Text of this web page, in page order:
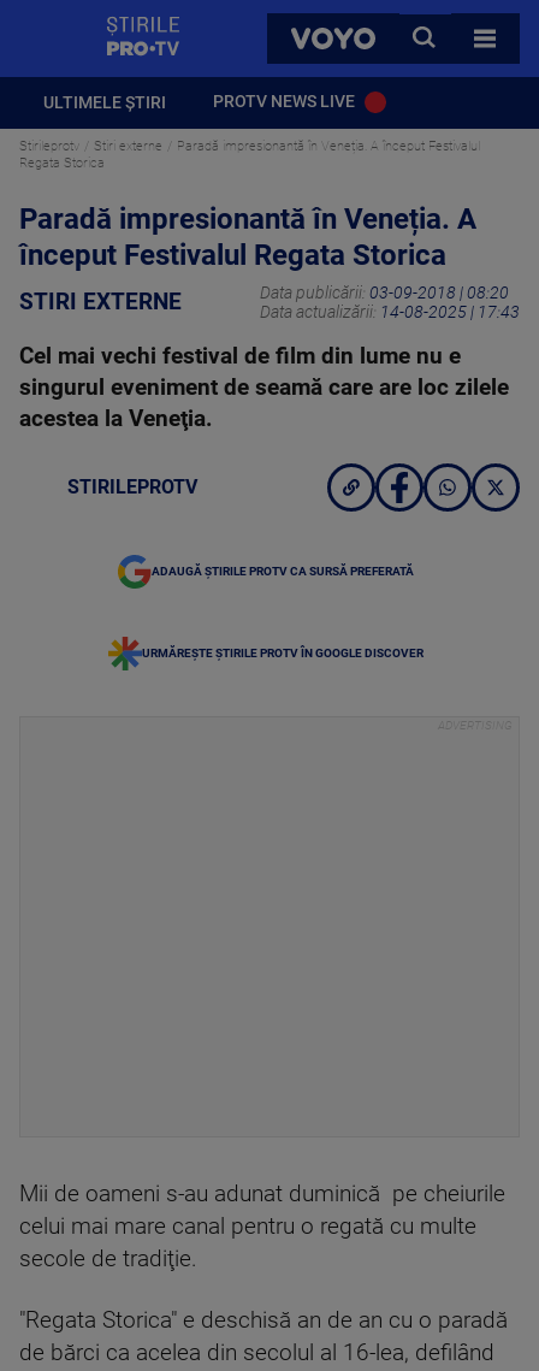
VOYO
CAUTA
TOATE
ULTIMELE ȘTIRI PROTV NEWS LIVE
Stirileprotv Stiri externe
Paradă impresionantă în Veneția. A început Festivalul
Regata Storica
Paradă impresionantă în Veneția. A
început Festivalul Regata Storica
STIRI EXTERNE Data publicării: 03-09-2018 | 08:20
Data actualizării: 14-08-2025 | 17:43
Cel mai vechi festival de film din lume nu e
singurul eveniment de seamă care are loc zilele
acestea la Veneţia.
STIRILEPROTV
ADAUGĂ ȘTIRILE PROTV CA SURSĂ PREFERATĂ
URMĂREȘTE ȘTIRILE PROTV ÎN GOOGLE DISCOVER
Mii de oameni s-au adunat duminică pe cheiurile
celui mai mare canal pentru o regată cu multe
secole de tradiţie.
"Regata Storica" e deschisă an de an cu o paradă
de bărci ca acelea din secolul al 16-lea, defilând